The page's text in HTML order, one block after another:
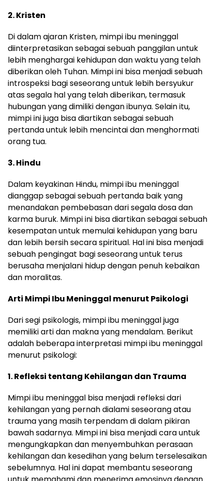
2. Kristen
Di dalam ajaran Kristen, mimpi ibu meninggal
diinterpretasikan sebagai sebuah panggilan untuk
lebih menghargai kehidupan dan waktu yang telah
diberikan oleh Tuhan. Mimpi ini bisa menjadi sebuah
introspeksi bagi seseorang untuk lebih bersyukur
atas segala hal yang telah diberikan, termasuk
hubungan yang dimiliki dengan ibunya. Selain itu,
mimpi ini juga bisa diartikan sebagai sebuah
pertanda untuk lebih mencintai dan menghormati
orang tua.
3. Hindu
Dalam keyakinan Hindu, mimpi ibu meninggal
dianggap sebagai sebuah pertanda baik yang
menandakan pembebasan dari segala dosa dan
karma buruk. Mimpi ini bisa diartikan sebagai sebuah
kesempatan untuk memulai kehidupan yang baru
dan lebih bersih secara spiritual. Hal ini bisa menjadi
sebuah pengingat bagi seseorang untuk terus
berusaha menjalani hidup dengan penuh kebaikan
dan moralitas.
Arti Mimpi Ibu Meninggal menurut Psikologi
Dari segi psikologis, mimpi ibu meninggal juga
memiliki arti dan makna yang mendalam. Berikut
adalah beberapa interpretasi mimpi ibu meninggal
menurut psikologi:
1. Refleksi tentang Kehilangan dan Trauma
Mimpi ibu meninggal bisa menjadi refleksi dari
kehilangan yang pernah dialami seseorang atau
trauma yang masih terpendam di dalam pikiran
bawah sadarnya. Mimpi ini bisa menjadi cara untuk
mengungkapkan dan menyembuhkan perasaan
kehilangan dan kesedihan yang belum terselesaikan
sebelumnya. Hal ini dapat membantu seseorang